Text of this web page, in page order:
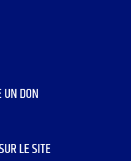
DON
LE SITE